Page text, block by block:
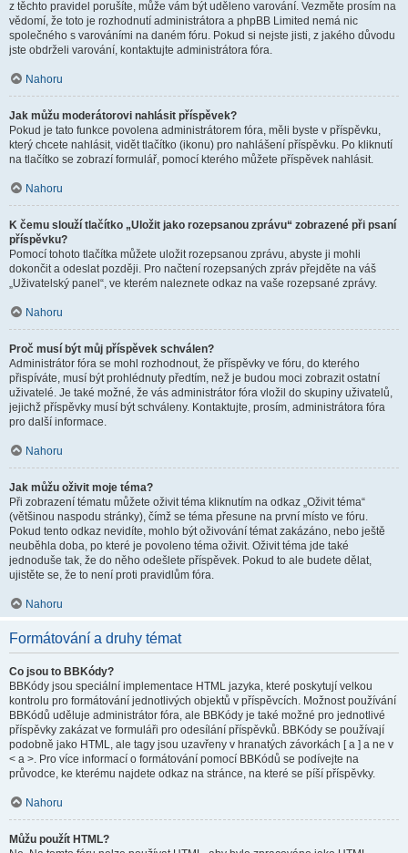
z těchto pravidel porušíte, může vám být uděleno varování. Vezměte prosím na
vědomí, že toto je rozhodnutí administrátora a phpBB Limited nemá nic
společného s varováními na daném fóru. Pokud si nejste jisti, z jakého důvodu
jste obdrželi varování, kontaktujte administrátora fóra.
Nahoru
Jak můžu moderátorovi nahlásit příspěvek?
Pokud je tato funkce povolena administrátorem fóra, měli byste v příspěvku,
který chcete nahlásit, vidět tlačítko (ikonu) pro nahlášení příspěvku. Po kliknutí
na tlačítko se zobrazí formulář, pomocí kterého můžete příspěvek nahlásit.
Nahoru
K čemu slouží tlačítko „Uložit jako rozepsanou zprávu“ zobrazené při psaní
příspěvku?
Pomocí tohoto tlačítka můžete uložit rozepsanou zprávu, abyste ji mohli
dokončit a odeslat později. Pro načtení rozepsaných zpráv přejděte na váš
„Uživatelský panel“, ve kterém naleznete odkaz na vaše rozepsané zprávy.
Nahoru
Proč musí být můj příspěvek schválen?
Administrátor fóra se mohl rozhodnout, že příspěvky ve fóru, do kterého
přispíváte, musí být prohlédnuty předtím, než je budou moci zobrazit ostatní
uživatelé. Je také možné, že vás administrátor fóra vložil do skupiny uživatelů,
jejichž příspěvky musí být schváleny. Kontaktujte, prosím, administrátora fóra
pro další informace.
Nahoru
Jak můžu oživit moje téma?
Při zobrazení tématu můžete oživit téma kliknutím na odkaz „Oživit téma“
(většinou naspodu stránky), čímž se téma přesune na první místo ve fóru.
Pokud tento odkaz nevidíte, mohlo být oživování témat zakázáno, nebo ještě
neuběhla doba, po které je povoleno téma oživit. Oživit téma jde také
jednoduše tak, že do něho odešlete příspěvek. Pokud to ale budete dělat,
ujistěte se, že to není proti pravidlům fóra.
Nahoru
Formátování a druhy témat
Co jsou to BBKódy?
BBKódy jsou speciální implementace HTML jazyka, které poskytují velkou
kontrolu pro formátování jednotlivých objektů v příspěvcích. Možnost používání
BBKódů uděluje administrátor fóra, ale BBKódy je také možné pro jednotlivé
příspěvky zakázat ve formuláři pro odesílání příspěvků. BBKódy se používají
podobně jako HTML, ale tagy jsou uzavřeny v hranatých závorkách [ a ] a ne v
< a >. Pro více informací o formátování pomocí BBKódů se podívejte na
průvodce, ke kterému najdete odkaz na stránce, na které se píší příspěvky.
Nahoru
Můžu použít HTML?